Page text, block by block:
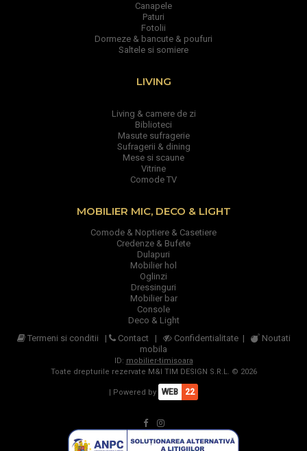
Canapele
Paturi
Fotolii
Dormeze & bancute & poufuri
Saltele si somiere
LIVING
Living & camere de zi
Biblioteci
Masute sufragerie
Sufragerii & dining
Mese si scaune
Vitrine
Comode TV
MOBILIER MIC, DECO & LIGHT
Comode & Noptiere & Casetiere
Credenze & Bufete
Dulapuri
Mobilier hol
Oglinzi
Dressinguri
Mobilier bar
Console
Deco & Light
Termeni si conditii | Contact| Confidentialitate|
Noutati
mobila
ID: mobilier-timisoara
Toate drepturile rezervate M&I TIM DESIGN S.R.L. © 2026
| Powered by WEB 22